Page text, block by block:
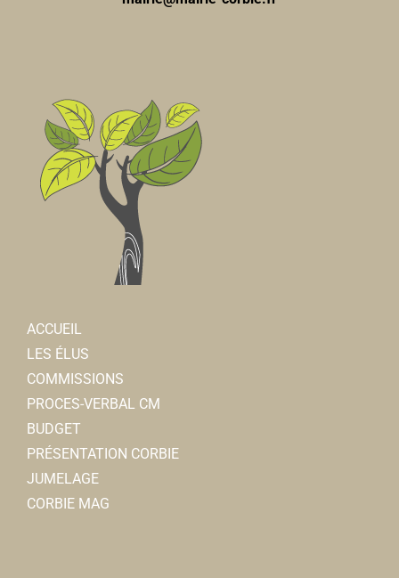
ACCUEIL
LES ÉLUS
COMMISSIONS
PROCES-VERBAL CM
BUDGET
PRÉSENTATION CORBIE
JUMELAGE
CORBIE MAG